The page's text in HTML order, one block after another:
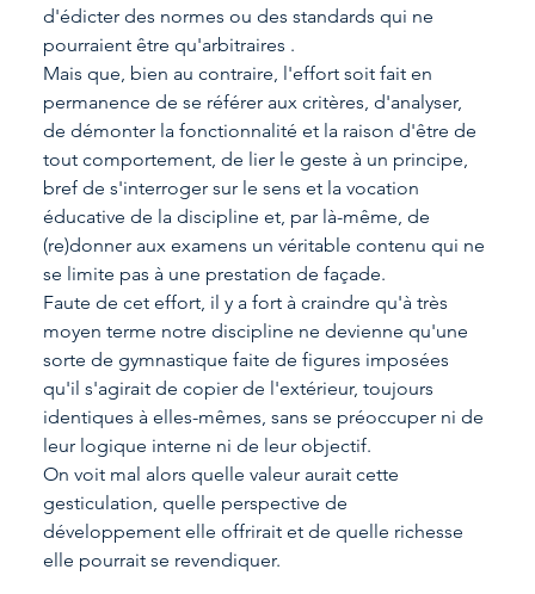
d'édicter des normes ou des standards qui ne
pourraient être qu'arbitraires .
Mais que, bien au contraire, l'effort soit fait en
permanence de se référer aux critères, d'analyser,
de démonter la fonctionnalité et la raison d'être de
tout comportement, de lier le geste à un principe,
bref de s'interroger sur le sens et la vocation
éducative de la discipline et, par là-même, de
(re)donner aux examens un véritable contenu qui ne
se limite pas à une prestation de façade.
Faute de cet effort, il y a fort à craindre qu'à très
moyen terme notre discipline ne devienne qu'une
sorte de gymnastique faite de figures imposées
qu'il s'agirait de copier de l'extérieur, toujours
identiques à elles-mêmes, sans se préoccuper ni de
leur logique interne ni de leur objectif.
On voit mal alors quelle valeur aurait cette
gesticulation, quelle perspective de
développement elle offrirait et de quelle richesse
elle pourrait se revendiquer.